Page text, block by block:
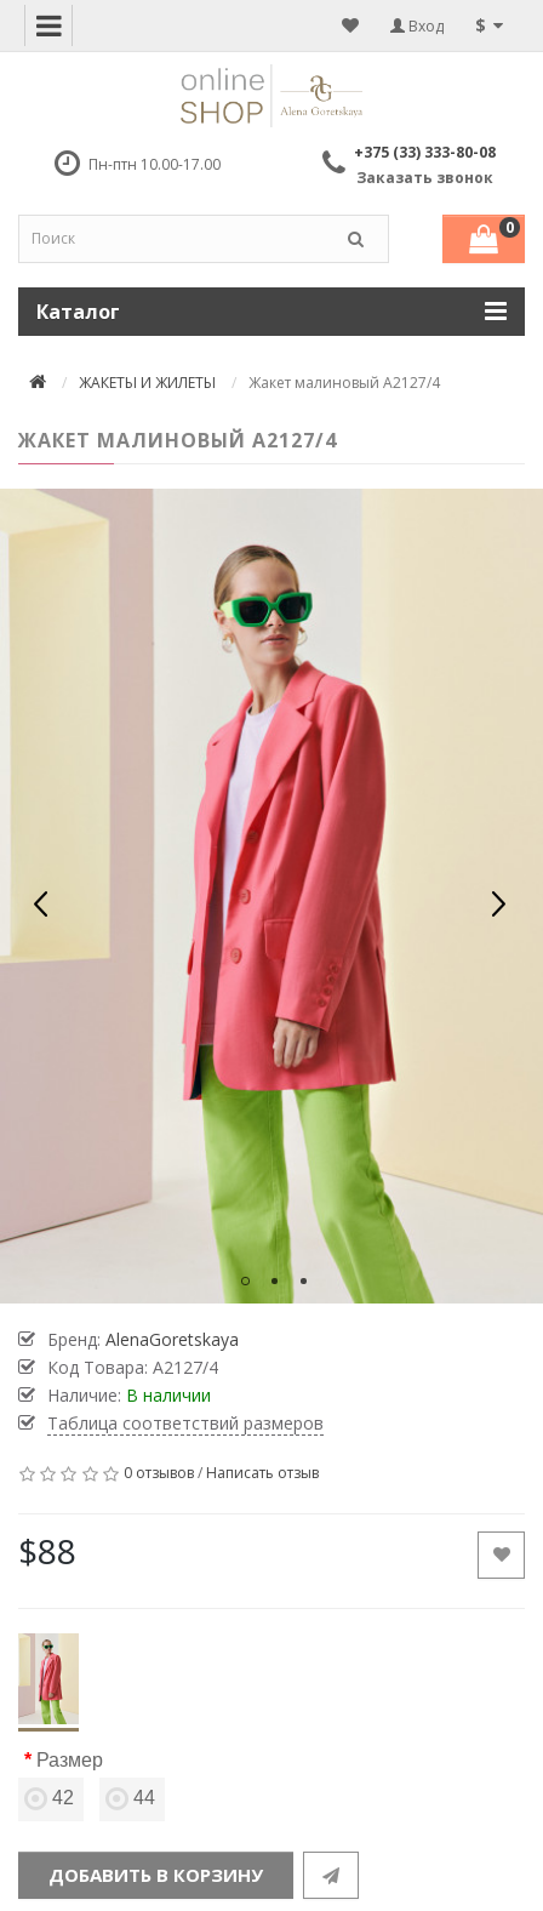
$
Вход
Пн-птн 10.00-17.00
+375 (33) 333-80-08
Заказать звонок
0
Каталог
ЖАКЕТЫ И ЖИЛЕТЫ Жакет малиновый А2127/4
ЖАКЕТ МАЛИНОВЫЙ А2127/4
Бренд: AlenaGoretskaya
Код Товара: А2127/4
Наличие: В наличии
Таблица соответствий размеров
0 отзывов/ Написать отзыв
$88
Размер
42
44
ДОБАВИТЬ В КОРЗИНУ